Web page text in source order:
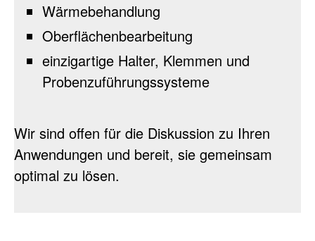
Wärmebehandlung
Oberflächenbearbeitung
einzigartige Halter, Klemmen und
Probenzuführungssysteme
Wir sind offen für die Diskussion zu Ihren
Anwendungen und bereit, sie gemeinsam
optimal zu lösen.